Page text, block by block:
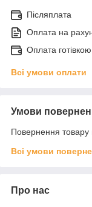
Післяплата
Оплата на
Оплата
Всі умови оплати
Умови
Повернення товару
Всі умови
Про нас